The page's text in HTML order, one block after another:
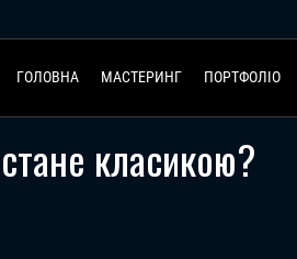
ГОЛОВНА МАСТЕРИНГ ПОРТФОЛІО
класикою?